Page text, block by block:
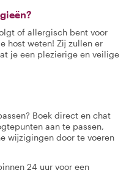
of allergisch bent voor
host weten! Zij zullen er
je een plezierige en veilige
Boek direct en chat
aan te passen,
wijzigingen door te voeren
24 uur voor een